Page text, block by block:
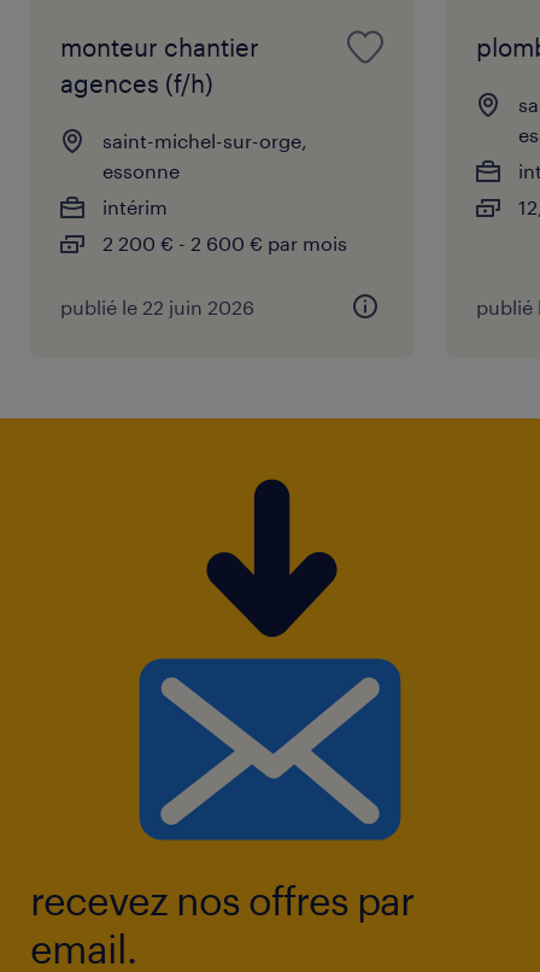
monteur chantier
agences (f/h)
saint-michel-sur-orge,
essonne
intérim
2 200 € - 2 600 € par mois
publié le 22 juin 2026 publié
recevez nos offres par
email.